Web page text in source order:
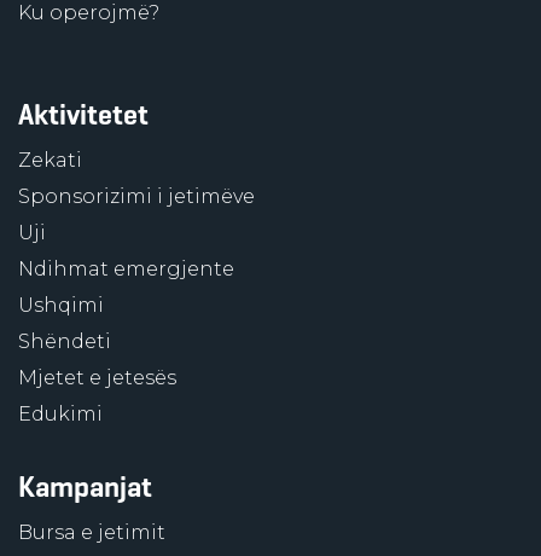
Ku operojmë?
Aktivitetet
Zekati
Sponsorizimi i jetimëve
Uji
Ndihmat emergjente
Ushqimi
Shëndeti
Mjetet e jetesës
Edukimi
Kampanjat
Bursa e jetimit